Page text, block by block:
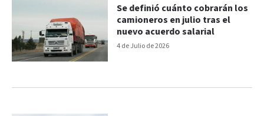
4 de Julio de 2026
Se definió cuánto cobrarán los
camioneros en julio tras el
nuevo acuerdo salarial